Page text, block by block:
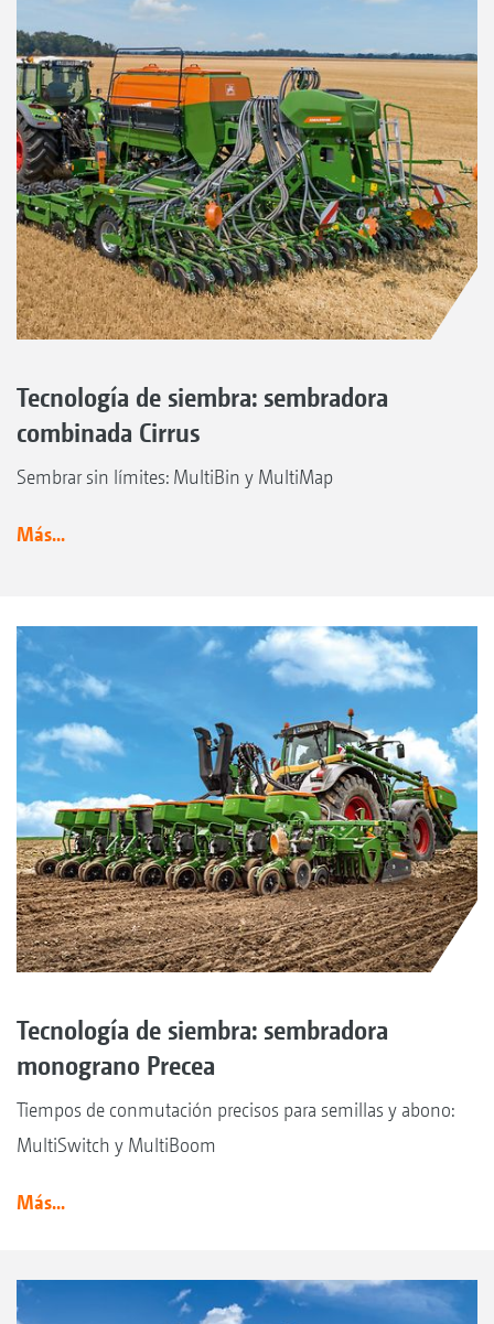
Tecnología de siembra: sembradora
combinada Cirrus
Sembrar sin límites: MultiBin y MultiMap
Más...
Tecnología de siembra: sembradora
monograno Precea
Tiempos de conmutación precisos para semillas y abono:
MultiSwitch y MultiBoom
Más...